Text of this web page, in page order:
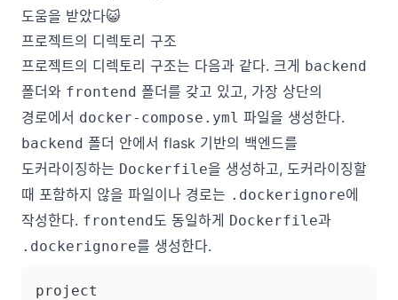
도움을 받았다😺
프로젝트의 디렉토리 구조
프로젝트의 디렉토리 구조는 다음과 같다. 크게 backend
폴더와 frontend 폴더를 갖고 있고, 가장 상단의
경로에서 docker-compose.yml 파일을 생성한다.
backend 폴더 안에서 flask 기반의 백엔드를
도커라이징하는 Dockerfile을 생성하고, 도커라이징할
때 포함하지 않을 파일이나 경로는 .dockerignore에
작성한다. frontend도 동일하게 Dockerfile과
.dockerignore를 생성한다.
project